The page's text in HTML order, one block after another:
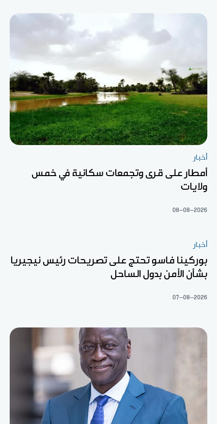
أخبار
أمطار على قرى وتجمعات سكانية في خمس
ولايات
08-08-2026
أخبار
بوركينا فاسو تحتج على تصريحات رئيس نيجيريا
بشأن الأمن بدول الساحل
07-08-2026